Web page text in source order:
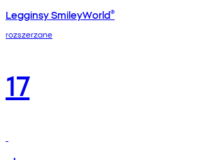
Legginsy SmileyWorld®
rozszerzane
17